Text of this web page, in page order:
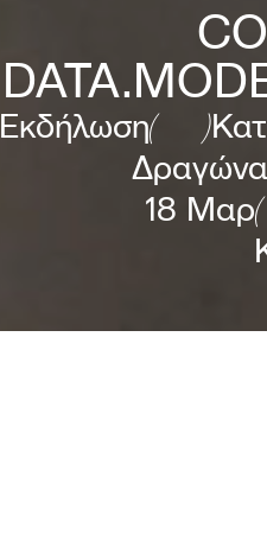
Εκδήλωση
18 Μαρ